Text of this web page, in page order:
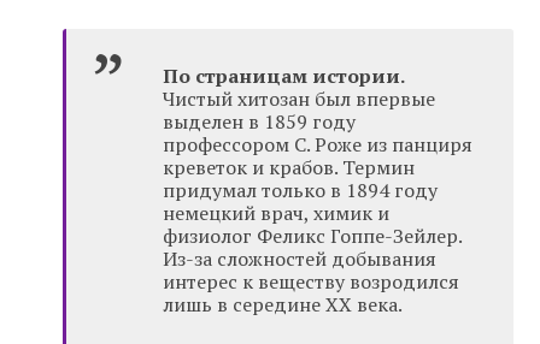
По страницам истории.
Чистый хитозан был впервые
выделен в 1859 году
профессором С. Роже из панциря
креветок и крабов. Термин
придумал только в 1894 году
немецкий врач, химик и
физиолог Феликс Гоппе-Зейлер.
Из-за сложностей добывания
интерес к веществу возродился
лишь в середине XX века.